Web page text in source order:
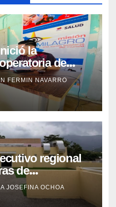
la
de
FERMIN NAVARRO
regional
de
Maternidad
JOSEFINA OCHOA